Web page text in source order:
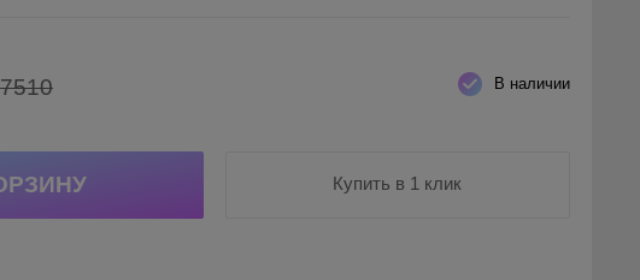
В наличии
7510
Купить в 1 клик